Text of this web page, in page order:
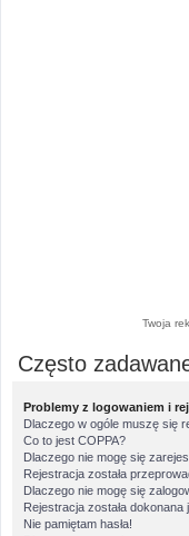
Twoja
Często
Problemy z logowaniem i
Dlaczego w ogóle muszę się
Co to jest COPPA?
Dlaczego nie mogę się
Rejestracja została
Dlaczego nie mogę się
Rejestracja została
Nie pamiętam hasła!